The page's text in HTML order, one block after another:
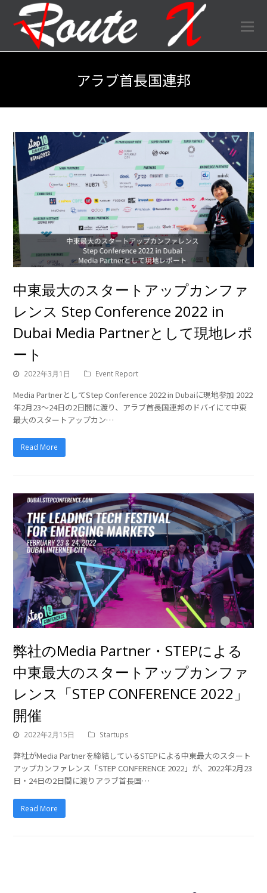
アラブ首長国連邦
中東最大のスタートアップカンファ
レンス Step Conference 2022 in
Dubai Media Partnerとして現地レポ
ート
2022年3月1日 Event Report
Media PartnerとしてStep Conference 2022 in Dubaiに現地参加 2022
年2月23〜24日の2日間に渡り、アラブ首長国連邦のドバイにて中東
最大のスタートアップカン…
Read More
弊社のMedia Partner・STEPによる
中東最大のスタートアップカンファ
レンス「STEP CONFERENCE 2022」
開催
2022年2月15日 Startups
弊社がMedia Partnerを締結しているSTEPによる中東最大のスタート
アップカンファレンス「STEP CONFERENCE 2022」が、2022年2月23
日・24日の2日間に渡りアラブ首長国…
Read More